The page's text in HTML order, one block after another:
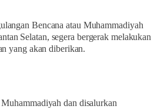
Bencana atau Muhammadiyah
Selatan, segera bergerak melakukan
yang akan diberikan.
dan disalurkan